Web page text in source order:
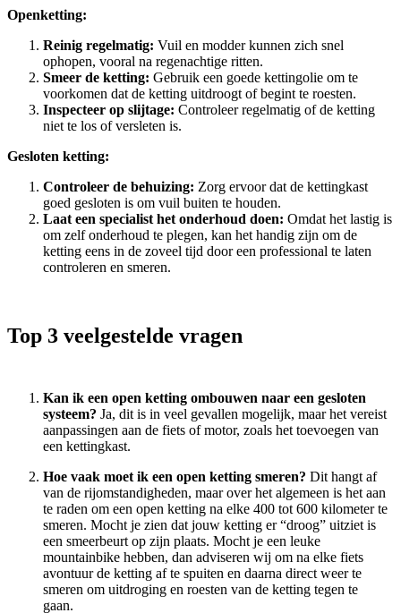
Openketting:
Reinig regelmatig: Vuil en modder kunnen zich snel
ophopen, vooral na regenachtige ritten.
Smeer de ketting: Gebruik een goede kettingolie om te
voorkomen dat de ketting uitdroogt of begint te roesten.
Inspecteer op slijtage: Controleer regelmatig of de ketting
niet te los of versleten is.
Gesloten ketting:
Controleer de behuizing: Zorg ervoor dat de kettingkast
goed gesloten is om vuil buiten te houden.
Laat een specialist het onderhoud doen: Omdat het lastig is
om zelf onderhoud te plegen, kan het handig zijn om de
ketting eens in de zoveel tijd door een professional te laten
controleren en smeren.
Top 3 veelgestelde vragen
Kan ik een open ketting ombouwen naar een gesloten
systeem? Ja, dit is in veel gevallen mogelijk, maar het vereist
aanpassingen aan de fiets of motor, zoals het toevoegen van
een kettingkast.
Hoe vaak moet ik een open ketting smeren? Dit hangt af
van de rijomstandigheden, maar over het algemeen is het aan
te raden om een open ketting na elke 400 tot 600 kilometer te
smeren. Mocht je zien dat jouw ketting er “droog” uitziet is
een smeerbeurt op zijn plaats. Mocht je een leuke
mountainbike hebben, dan adviseren wij om na elke fiets
avontuur de ketting af te spuiten en daarna direct weer te
smeren om uitdroging en roesten van de ketting tegen te
gaan.